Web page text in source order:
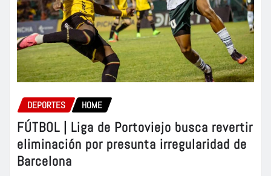
DEPORTES HOME
FÚTBOL | Liga de Portoviejo busca revertir
eliminación por presunta irregularidad de
Barcelona